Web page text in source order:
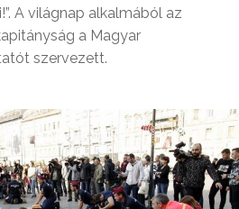
A világnap alkalmából az
a Magyar
szervezett.